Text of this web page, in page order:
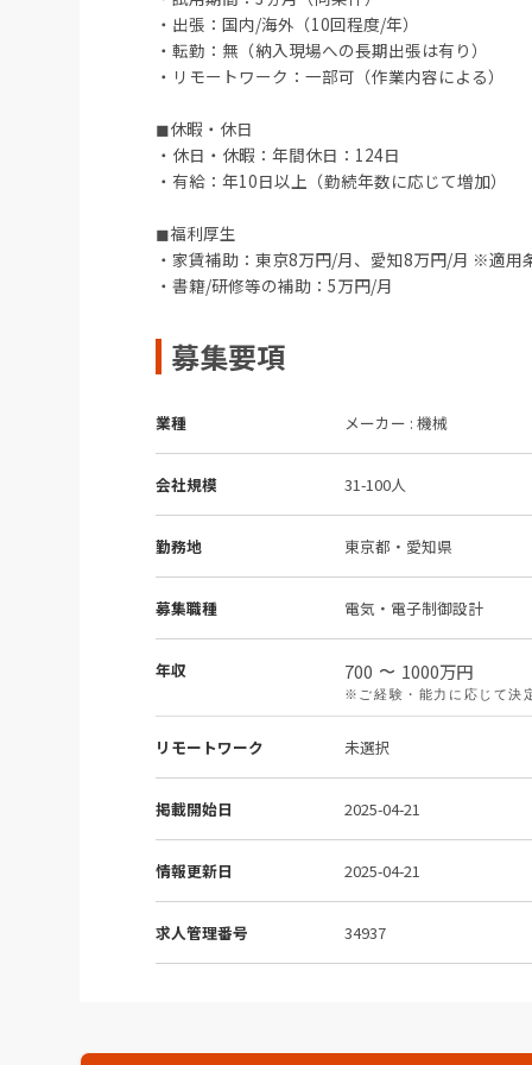
・出張：国内/海外（10回程度/年）
・転勤：無（納入現場への長期出張は有り）
・リモートワーク：一部可（作業内容による）
◼︎休暇・休日
・休日・休暇：年間休日：124日
・有給：年10日以上（勤続年数に応じて増加）
◼︎福利厚生
・家賃補助：東京8万円/月、愛知8万円/月 ※適用
・書籍/研修等の補助：5万円/月
募集要項
業種 メーカー : 機械
会社規模 31-100人
勤務地 東京都・愛知県
募集職種 電気・電子制御設計
年収 700 〜 1000万円
※ご経験・能力に応じて決
リモートワーク 未選択
掲載開始日 2025-04-21
情報更新日 2025-04-21
求人管理番号 34937